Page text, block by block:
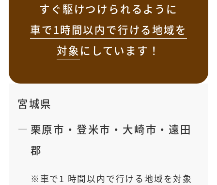
すぐ駆けつけられるように
車で1時間以内で行ける地域を
対象にしています！
宮城県
栗原市 ・ 登米市 ・ 大崎市 ・ 遠田
郡
車で1 時間以内で行ける地域を対象